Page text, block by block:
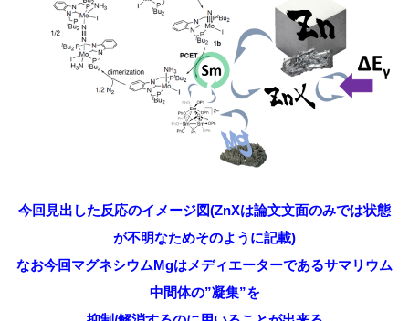
今回見出した反応のイメージ図(ZnXは論文文面のみでは状態
が不明なためそのように記載)
なお今回マグネシウムMgはメディエーターであるサマリウム
中間体の”凝集”を